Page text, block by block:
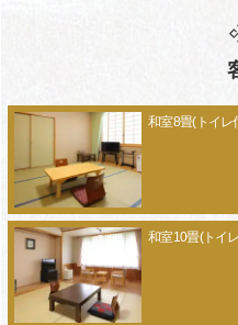
和室8畳(トイレ
和室10畳(トイ